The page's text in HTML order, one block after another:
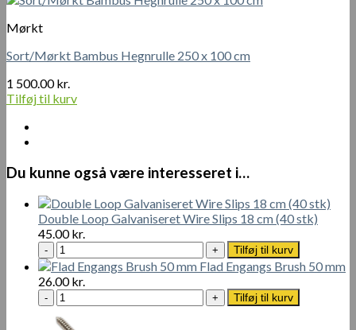
Mørkt
Sort/Mørkt Bambus Hegnrulle 250 x 100 cm
1 500.00kr.
Tilføj til kurv
Du kunne også være interesseret i…
Double Loop Galvaniseret Wire Slips 18 cm (40 stk)
45.00kr.
Double
Loop
Galvaniseret
Wire
Slips
18
Tilføj til kurv
Flad Engangs Brush 50 mm
26.00kr.
Flad
Engangs
Brush
Tilføj til kurv